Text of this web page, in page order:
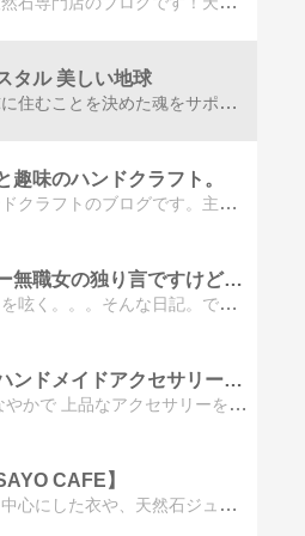
タル 美しい地球
新しい地球に住むことを決めた魂をサポートするブログ スピリチュアルカウンセリング& オーダーメイド&ジュエリー&魂のシンボル リーディングHappyLifeデザイナー(Ruby)扇歌のブログ
趣味のハンドクラフト。
日常とハンドクラフトのブログです。主にアクセサリーを作っていきます。
アラフォー無職女の独り言ですけど何か
日々の日常を呟く。。。そんな日記。でもこれから成り上がっていくぜ！！！私が変わっていく様をご覧ください。ただいま、パワーストーン販売中。
誕生石のハンドメイドアクセサリーTaka Naoブログ
優しく しなやかで 上品なアクセサリーをお作りします。天然石.パール.ビーズで普段使いにぴったりなデザインの誕生石アクセサリーをお届けします。
CAFE】
天然素材を中心にした衣や、天然石ジュエリーの工房石岡市の自宅ショップ兼アトリエの日々の紹介です。